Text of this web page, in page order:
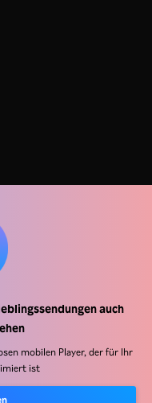
auch
mobilen Player, der für Ihr
ist